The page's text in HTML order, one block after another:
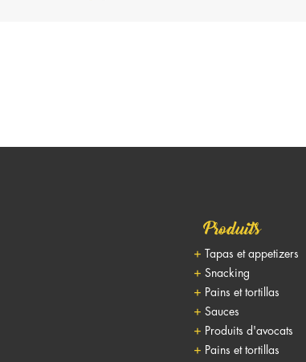
Produits
Tapas et appetizers
Snacking
Pains et tortillas
Sauces
Produits d'avocats
Pains et tortillas